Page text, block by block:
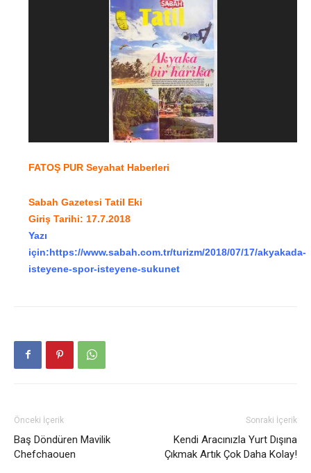
FATOŞ PUR Seyahat Haberleri
Sabah Gazetesi Tatil Eki
Giriş Tarihi: 17.7.2018
Yazı
için:https://www.sabah.com.tr/turizm/2018/07/17/akyakada-
isteyene-spor-isteyene-sukunet
Önceki İçerik
Baş Döndüren Mavilik
Chefchaouen
Sonraki İçerik
Kendi Aracınızla Yurt Dışına
Çıkmak Artık Çok Daha Kolay!